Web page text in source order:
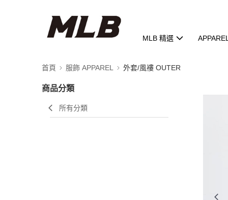
MLB 精選
首頁 服飾 APPAREL 外套/風褸 OUTER
商品分類
所有分類